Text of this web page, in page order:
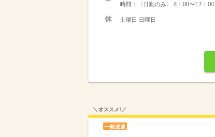
時間：〈日勤のみ〉 8：00〜17：
土曜日 日曜日
＼オススメ!／
一般派遣